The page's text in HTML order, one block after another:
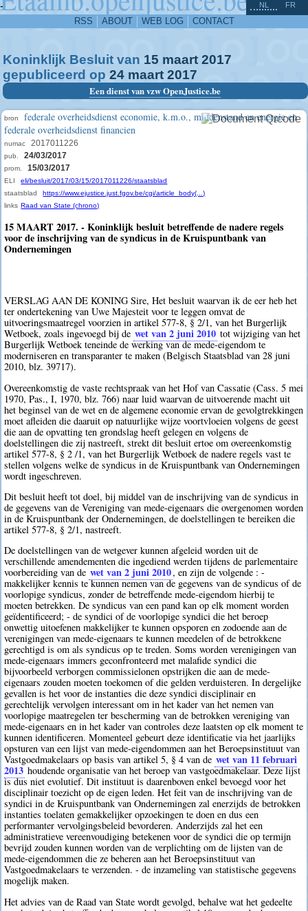
-
RSS ABOUT WEB LOG CONTACT
NL FR
Koninklijk Besluit van 15 maart 2017
gepubliceerd op 24 maart 2017
Een dienst van vzw OpenJustice.be
bron
federale overheidsdienst economie, k.m.o., middenstand en energie en
federale overheidsdienst financien
numac 2017011226
pub. 24/03/2017
prom. 15/03/2017
ELI
eli/besluit/2017/03/15/2017011226/staatsblad
staatsblad
https://www.ejustice.just.fgov.be/cgi/article_body(...)
links Raad van State (chrono)
15 MAART 2017. - Koninklijk besluit betreffende de nadere regels
voor de inschrijving van de syndicus in de Kruispuntbank van
Ondernemingen
VERSLAG AAN DE KONING Sire, Het besluit waarvan ik de eer heb het
ter ondertekening van Uwe Majesteit voor te leggen omvat de
uitvoeringsmaatregel voorzien in artikel 577-8, § 2/1, van het Burgerlijk
Wetboek, zoals ingevoegd bij de wet van 2 juni 2010 tot wijziging van het
Burgerlijk Wetboek teneinde de werking van de mede-eigendom te
moderniseren en transparanter te maken (Belgisch Staatsblad van 28 juni
2010, blz. 39717).
Overeenkomstig de vaste rechtspraak van het Hof van Cassatie (Cass. 5 mei
1970, Pas., I, 1970, blz. 766) naar luid waarvan de uitvoerende macht uit
het beginsel van de wet en de algemene economie ervan de gevolgtrekkingen
moet afleiden die daaruit op natuurlijke wijze voortvloeien volgens de geest
die aan de opvatting ten grondslag heeft gelegen en volgens de
doelstellingen die zij nastreeft, strekt dit besluit ertoe om overeenkomstig
artikel 577-8, § 2 /1, van het Burgerlijk Wetboek de nadere regels vast te
stellen volgens welke de syndicus in de Kruispuntbank van Ondernemingen
wordt ingeschreven.
Dit besluit heeft tot doel, bij middel van de inschrijving van de syndicus in
de gegevens van de Vereniging van mede-eigenaars die overgenomen worden
in de Kruispuntbank der Ondernemingen, de doelstellingen te bereiken die
artikel 577-8, § 2/1, nastreeft.
De doelstellingen van de wetgever kunnen afgeleid worden uit de
verschillende amendementen die ingediend werden tijdens de parlementaire
voorbereiding van de wet van 2 juni 2010, en zijn de volgende : -
makkelijker kennis te kunnen nemen van de gegevens van de syndicus of de
voorlopige syndicus, zonder de betreffende mede-eigendom hierbij te
moeten betrekken. De syndicus van een pand kan op elk moment worden
geïdentificeerd; - de syndici of de voorlopige syndici die het beroep
onwettig uitoefenen makkelijker te kunnen opsporen en zodoende aan de
verenigingen van mede-eigenaars te kunnen meedelen of de betrokkene
gerechtigd is om als syndicus op te treden. Soms worden verenigingen van
mede-eigenaars immers geconfronteerd met malafide syndici die
bijvoorbeeld verborgen commissielonen opstrijken die aan de mede-
eigenaars zouden moeten toekomen of die gelden verduisteren. In dergelijke
gevallen is het voor de instanties die deze syndici disciplinair en
gerechtelijk vervolgen interessant om in het kader van het nemen van
voorlopige maatregelen ter bescherming van de betrokken vereniging van
mede-eigenaars en in het kader van controles deze laatsten op elk moment te
kunnen identificeren. Momenteel gebeurt deze identificatie via het jaarlijks
opsturen van een lijst van mede-eigendommen aan het Beroepsinstituut van
Vastgoedmakelaars op basis van artikel 5, § 4 van de wet van 11 februari
2013 houdende organisatie van het beroep van vastgoedmakelaar. Deze lijst
is dus niet evolutief. Dit instituut is daarenboven enkel bevoegd voor het
disciplinair toezicht op de eigen leden. Het feit van de inschrijving van de
syndici in de Kruispuntbank van Ondernemingen zal enerzijds de betrokken
instanties toelaten gemakkelijker opzoekingen te doen en dus een
performanter vervolgingsbeleid bevorderen. Anderzijds zal het een
administratieve vereenvoudiging betekenen voor de syndici die op termijn
bevrijd zouden kunnen worden van de verplichting om de lijsten van de
mede-eigendommen die ze beheren aan het Beroepsinstituut van
Vastgoedmakelaars te verzenden. - de inzameling van statistische gegevens
mogelijk maken.
Het advies van de Raad van State wordt gevolgd, behalve wat het gedeelte
^